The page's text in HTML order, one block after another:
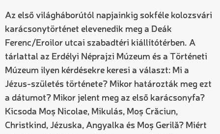
Az első világháborútól napjainkig sokféle kolozsvári
karácsonytörténet elevenedik meg a Deák
Ferenc/Eroilor utcai szabadtéri kiállítótérben. A
tárlattal az Erdélyi Néprajzi Múzeum és a Történeti
Múzeum ilyen kérdésekre keresi a választ: Mi a
Jézus-születés története? Mikor határozták meg ezt
a dátumot? Mikor jelent meg az első karácsonyfa?
Kicsoda Moș Nicolae, Mikulás, Moș Crăciun,
Christkind, Jézuska, Angyalka és Moș Gerilă? Miért